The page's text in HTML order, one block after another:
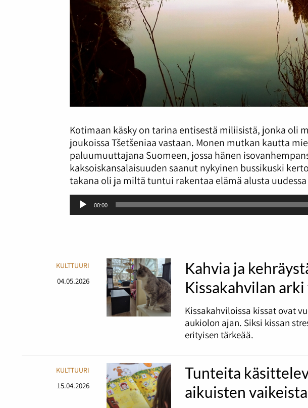
Kotimaan käsky on tarina entisestä miliisistä, jonka oli
joukoissa Tšetšeniaa vastaan. Monen mutkan kautta
paluumuuttajana Suomeen, jossa hänen
kaksoiskansalaisuuden saanut nykyinen bussikuski
takana oli ja miltä tuntui rakentaa elämä alusta uudessa
Äänitoistin
00:00
KULTTUURI
04.05.2026
Kahvia ja
Kissakahvilan
Kissakahviloissa kissat ovat
aukiolon ajan. Siksi kissan
erityisen tärkeää.
KULTTUURI
15.04.2026
Tunteita
aikuisten